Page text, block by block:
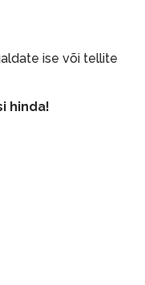
ise või tellite
hinda!